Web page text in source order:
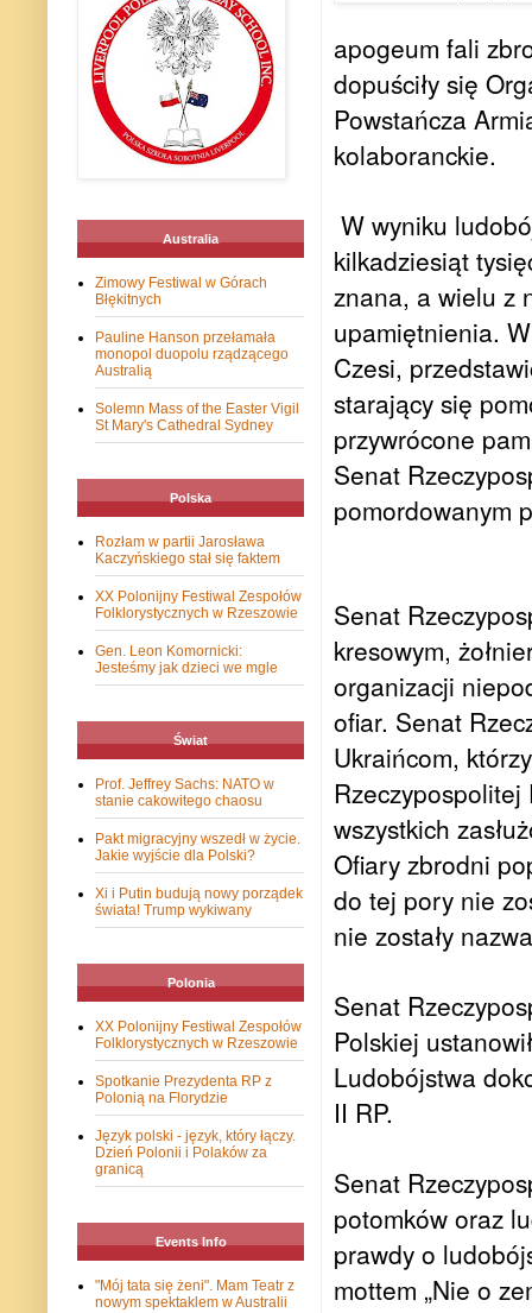
apogeum fali
dopuściły się
Powstańcza
kolaboranckie.
W wyniku
kilkadziesiąt
znana, a wielu z
upamiętnienia.
Czesi,
starający się
przywrócone
Senat
pomordowanym
Senat
kresowym,
organizacji
ofiar. Senat
Ukraińcom,
wszystkich
Ofiary zbrodni
do tej pory nie
nie zostały
Senat
Polskiej
Ludobójstwa
II RP.
Senat
potomków oraz
prawdy o
mottem „Nie o
Australia
Zimowy Festiwal w Górach
Błękitnych
Pauline Hanson przełamała
monopol duopolu rządzącego
Australią
Solemn Mass of the Easter Vigil
St Mary's Cathedral Sydney
Polska
Rozłam w partii Jarosława
Kaczyńskiego stał się faktem
XX Polonijny Festiwal Zespołów
Folklorystycznych w Rzeszowie
Gen. Leon Komornicki:
Jesteśmy jak dzieci we mgle
Świat
Prof. Jeffrey Sachs: NATO w
stanie cakowitego chaosu
Pakt migracyjny wszedł w życie.
Jakie wyjście dla Polski?
Xi i Putin budują nowy porządek
świata! Trump wykiwany
Polonia
XX Polonijny Festiwal Zespołów
Folklorystycznych w Rzeszowie
Spotkanie Prezydenta RP z
Polonią na Florydzie
Język polski - język, który łączy.
Dzień Polonii i Polaków za
granicą
Events Info
"Mój tata się żeni". Mam Teatr z
nowym spektaklem w Australii